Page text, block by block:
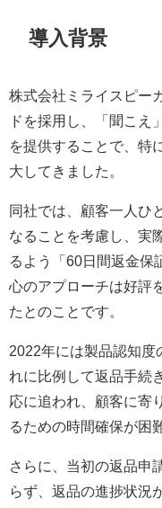
導入背景
株式会社ミライスピー
ドを採用し、「聞こえ
を提供することで、特
大してきました。
同社では、顧客一人ひ
なることを考慮し、実
るよう「60日間返金保
心のアプローチは好評
たとのことです。
2022年には製品認知度
れに比例して返品手続
応に追われ、顧客に寄
るための時間確保が困
さらに、当初の返品申
らず、返品の進捗状況